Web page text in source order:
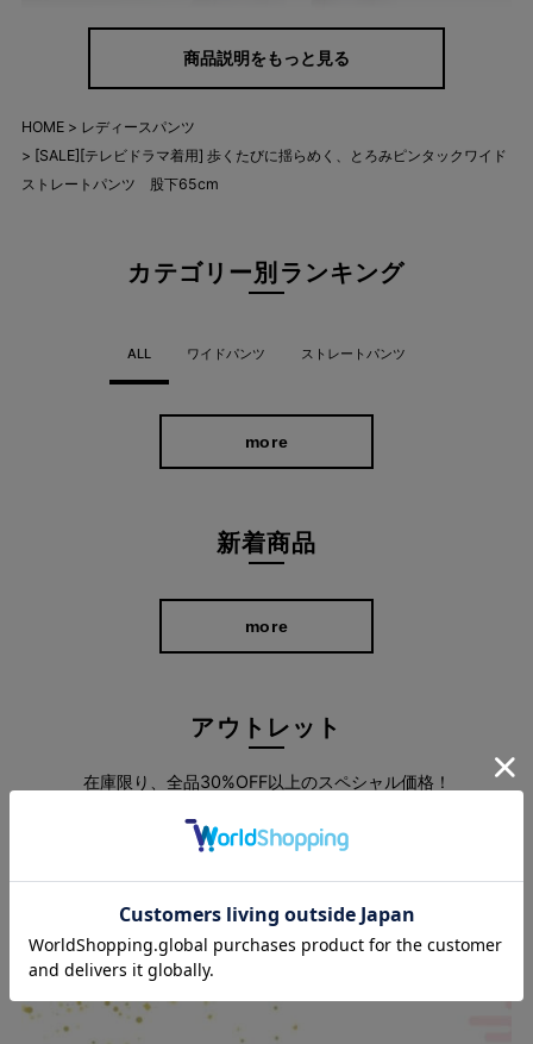
ウエスト総ゴム＆バックギャザーではき心地
バツグン
ウエストから裾にかけてストンと真っすぐなラインは、X脚やO脚
など気になる脚の形を拾いにくいシルエット。 さらに、腰と膝の
位置を高めにしたことで、スタイルアップ効果◎
後ろの部分にはギャザーを寄せているため、見た目はスッキリし
商品説明をもっと見る
HOME
レディースパンツ
[SALE][テレビドラマ着用] 歩くたびに揺らめく、とろみピンタックワイド
ストレートパンツ 股下65cm
カテゴリー別ランキング
ALL ワイドパンツ ストレートパンツ
more
新着商品
more
アウトレット
在庫限り、全品30%OFF以上のスペシャル価格！
more
スタッフブログ